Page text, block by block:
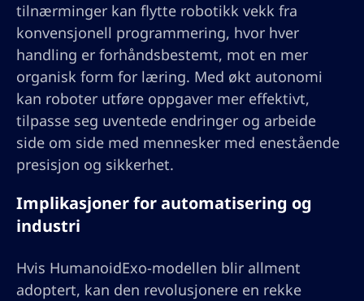
tilnærminger kan flytte robotikk vekk fra
konvensjonell programmering, hvor hver
handling er forhåndsbestemt, mot en mer
organisk form for læring. Med økt autonomi
kan roboter utføre oppgaver mer effektivt,
tilpasse seg uventede endringer og arbeide
side om side med mennesker med enestående
presisjon og sikkerhet.
Implikasjoner for automatisering og
industri
Hvis HumanoidExo-modellen blir allment
adoptert, kan den revolusjonere en rekke